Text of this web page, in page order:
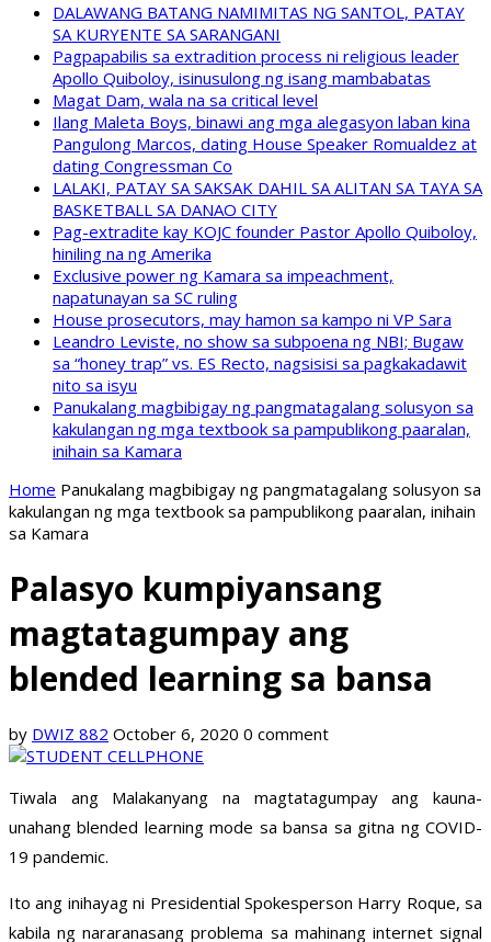
DALAWANG BATANG NAMIMITAS NG SANTOL, PATAY
SA KURYENTE SA SARANGANI
Pagpapabilis sa extradition process ni religious leader
Apollo Quiboloy, isinusulong ng isang mambabatas
Magat Dam, wala na sa critical level
Ilang Maleta Boys, binawi ang mga alegasyon laban kina
Pangulong Marcos, dating House Speaker Romualdez at
dating Congressman Co
LALAKI, PATAY SA SAKSAK DAHIL SA ALITAN SA TAYA SA
BASKETBALL SA DANAO CITY
Pag-extradite kay KOJC founder Pastor Apollo Quiboloy,
hiniling na ng Amerika
Exclusive power ng Kamara sa impeachment,
napatunayan sa SC ruling
House prosecutors, may hamon sa kampo ni VP Sara
Leandro Leviste, no show sa subpoena ng NBI; Bugaw
sa “honey trap” vs. ES Recto, nagsisisi sa pagkakadawit
nito sa isyu
Panukalang magbibigay ng pangmatagalang solusyon sa
kakulangan ng mga textbook sa pampublikong paaralan,
inihain sa Kamara
Home Panukalang magbibigay ng pangmatagalang solusyon sa
kakulangan ng mga textbook sa pampublikong paaralan, inihain
sa Kamara
Palasyo kumpiyansang
magtatagumpay ang
blended learning sa bansa
by DWIZ 882 October 6, 2020 0 comment
Tiwala ang Malakanyang na magtatagumpay ang kauna-
unahang blended learning mode sa bansa sa gitna ng COVID-
19 pandemic.
Ito ang inihayag ni Presidential Spokesperson Harry Roque, sa
kabila ng nararanasang problema sa mahinang internet signal